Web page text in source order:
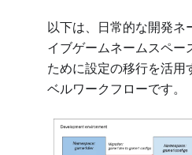
以下は、日常的な開発ネ
イブゲームネームスペー
ために設定の移行を活用
ベルワークフローです。